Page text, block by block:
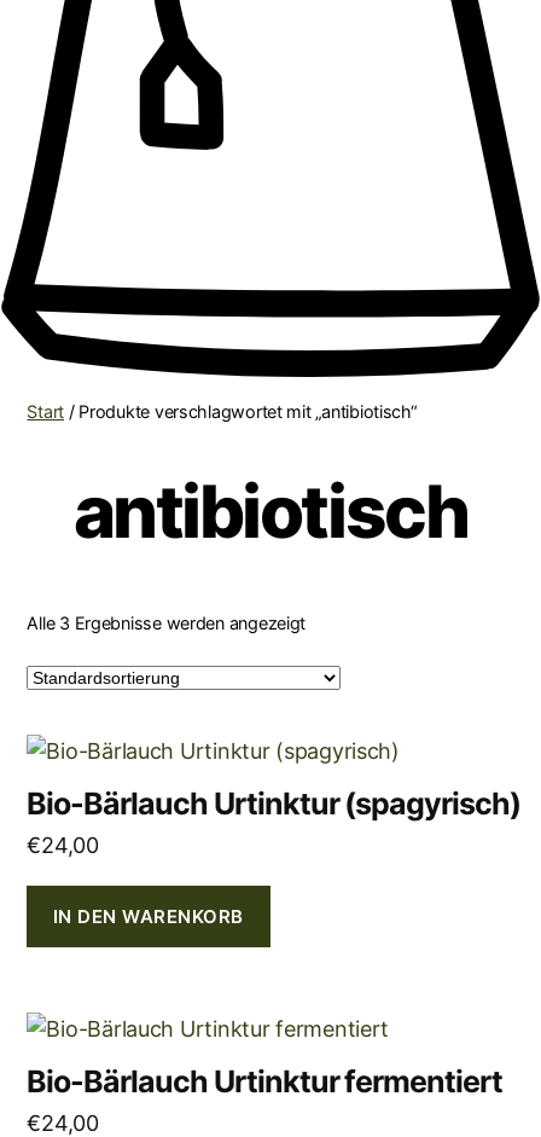
Start / Produkte verschlagwortet mit „antibiotisch“
antibiotisch
Alle 3 Ergebnisse werden angezeigt
Bio-Bärlauch Urtinktur (spagyrisch)
€24,00
IN DEN WARENKORB
Bio-Bärlauch Urtinktur fermentiert
€24,00